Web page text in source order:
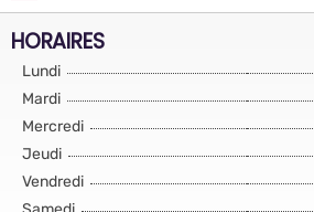
HORAIRES
Lundi
Mardi
Mercredi
Jeudi
Vendredi